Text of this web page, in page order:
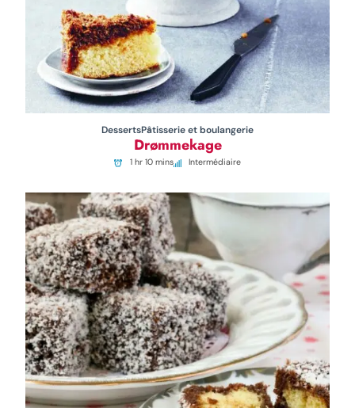
DessertsPâtisserie et boulangerie
Drømmekage
1 hr 10 mins Intermédiaire